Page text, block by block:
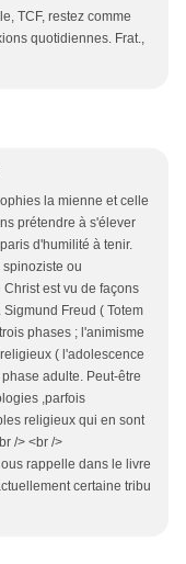
TCF, restez comme
quotidiennes. Frat.,
la mienne et celle
prétendre à s'élever
d'humilité à tenir.
ou
est vu de façons
Freud ( Totem
phases ; l'animisme
( l'adolescence
adulte. Peut-être
,parfois
religieux qui en sont
/> <br />
rappelle dans le livre
certaine tribu